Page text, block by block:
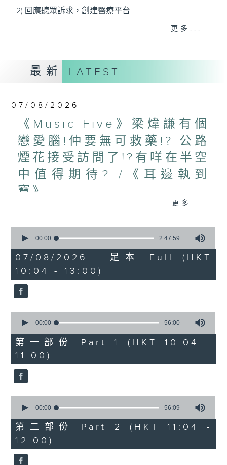
2) 回應聽眾訴求，創建醫療平台
3) 暖流熱線 : 關顧長者心靈需要，透過電話1872312，
主持：Harry哥哥、周綺玲、鄧添樂、黎茜姸
編導：周綺玲、鄧添樂
監製：梁學曦
逢星期一至五，上午十時至下午一時，歡迎你！
台電視同步直播！
更多...
最新 LATEST
07/08/2026
《Music Five》梁煒謙有個
戀愛腦!仲要無可救藥!? 公路
煙花接受訪問了!?有咩在半空
中值得期待? /《耳邊執到
寶》
《今日大件事》
《膠喺我身上》
1100-1200
《Music Five》
《極速15秒》
《Music Five》
嘉賓：公路煙花(組合)
1200-1300
更多...
seconds
2
hours,
47
minutes,
59
seconds
00:00 2:47:59
07/08/2026 - 足本 Full (HKT
10:04 - 13:00)
seconds
56
minutes,
0
seconds
00:00 56:00
第一部份 Part 1 (HKT 10:04 -
11:00)
seconds
56
minutes,
9
seconds
00:00 56:09
第二部份 Part 2 (HKT 11:04 -
12:00)